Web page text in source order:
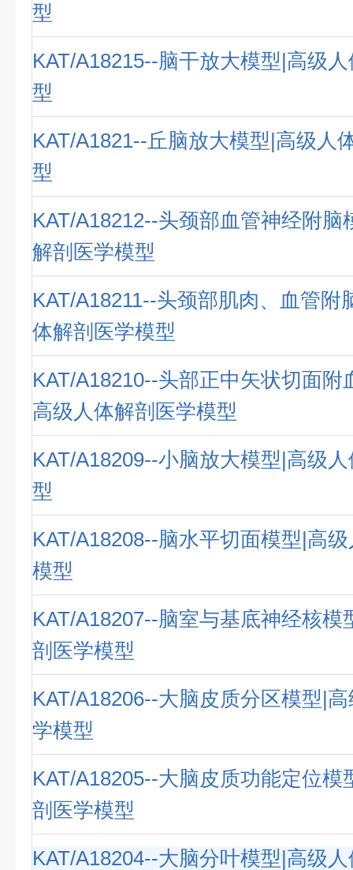
型
KAT/A18215--脑干放大模型|高级
型
KAT/A1821--丘脑放大模型|高级人
型
KAT/A18212--头颈部血管神经附脑
解剖医学模型
KAT/A18211--头颈部肌肉、血管附
体解剖医学模型
KAT/A18210--头部正中矢状切面附
高级人体解剖医学模型
KAT/A18209--小脑放大模型|高级
型
KAT/A18208--脑水平切面模型|高
模型
KAT/A18207--脑室与基底神经核模
剖医学模型
KAT/A18206--大脑皮质分区模型|
学模型
KAT/A18205--大脑皮质功能定位模
剖医学模型
KAT/A18204--大脑分叶模型|高级